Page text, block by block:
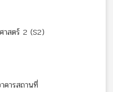
าสตร์ 2 (S2)
คารสถานที่